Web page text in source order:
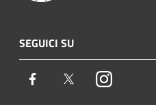
SEGUICI SU
Facebook TwitterInstagram